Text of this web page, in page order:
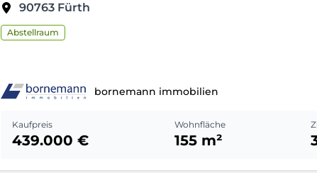
90763 Fürth
Abstellraum
bornemann immobilien
Kaufpreis
439.000 €
Wohnfläche
155 m²